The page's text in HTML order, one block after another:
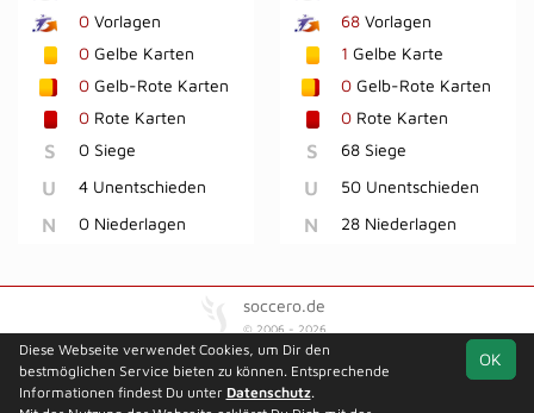
0 Vorlagen
0 Gelbe Karten
0 Gelb-Rote Karten
0 Rote Karten
S 0 Siege
U 4 Unentschieden
N 0 Niederlagen
68Vorlagen
1 Gelbe Karte
0Gelb-Rote Karten
0Rote Karten
S 68 Siege
U 50 Unentschieden
N 28 Niederlagen
soccero.de
© 2006 - 2026
Besucherstatistik Kontakt Kinderschutz
Geburtstage
Datenschutz
OK
Diese Webseite verwendet Cookies, um Dir den
bestmöglichen Service bieten zu können. Entsprechende
Informationen findest Du unter Datenschutz.